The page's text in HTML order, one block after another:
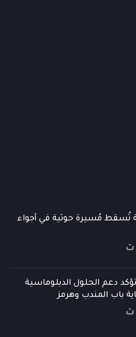
تُسقط مُسيرة حوثية في أجواء
تؤكد دعم الحلول الدبلوماسية
باب المندب وهرمز